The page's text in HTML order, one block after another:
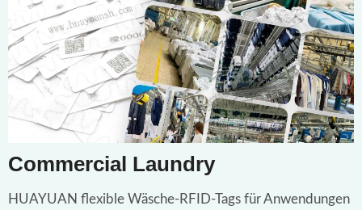
Commercial Laundry
HUAYUAN flexible Wäsche-RFID-Tags für Anwendungen